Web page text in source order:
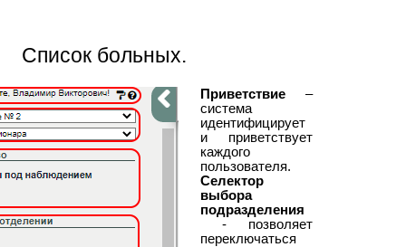
Список больных.
Приветствие–
система
идентифицирует
и приветствует
каждого
пользователя.
Селектор
выбора
подразделения
- позволяет
переключаться